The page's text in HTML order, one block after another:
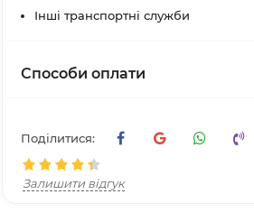
Інші транспортні служби
Способи оплати
Поділитися:
Залишити відгук